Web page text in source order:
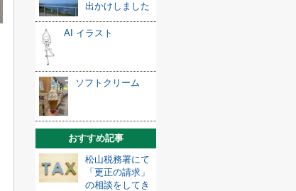
出かけしました
AI イラスト
ソフトクリーム
おすすめ記事
松山税務署にて
「更正の請求」
の相談をしてき